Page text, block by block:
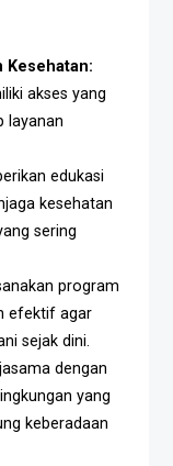
Kesehatan:
akses yang
layanan
edukasi
kesehatan
sering
program
efektif agar
sejak dini.
dengan
yang
keberadaan